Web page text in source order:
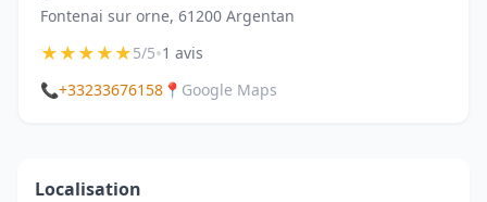
Fontenai sur orne, 61200 Argentan
★★★★★5/5•1 avis
📞+33233676158 📍 Google Maps
Localisation